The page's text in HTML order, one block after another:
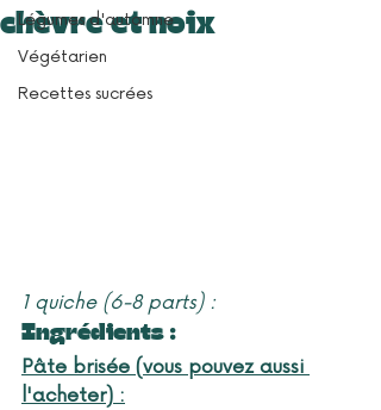
Légumes d'automne
Végétarien
Recettes sucrées
chèvre et noix
1 quiche (6-8 parts) :
Ingrédients :
Pâte brisée (vous pouvez aussi
l'acheter) :